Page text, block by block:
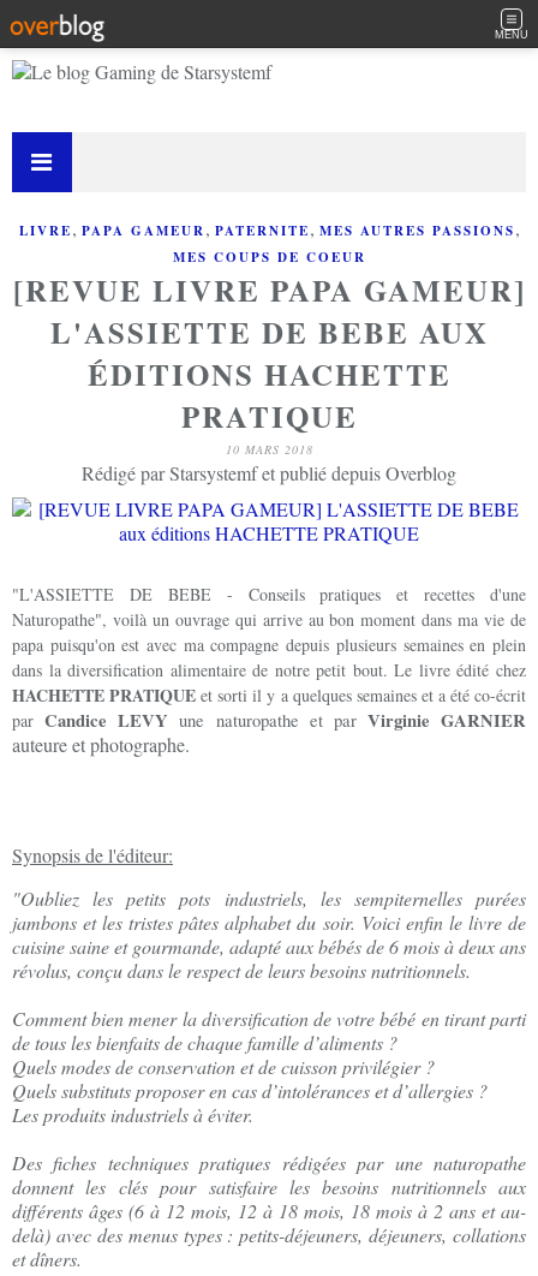
MENU
LIVRE, PAPA GAMEUR, PATERNITE, MES AUTRES PASSIONS,
MES COUPS DE COEUR
[REVUE LIVRE PAPA GAMEUR]
L'ASSIETTE DE BEBE AUX
ÉDITIONS HACHETTE
PRATIQUE
10 MARS 2018
Rédigé par Starsystemf et publié depuis Overblog
"L'ASSIETTE DE BEBE - Conseils pratiques et recettes d'une
Naturopathe", voilà un ouvrage qui arrive au bon moment dans ma vie de
papa puisqu'on est avec ma compagne depuis plusieurs semaines en plein
dans la diversification alimentaire de notre petit bout. Le livre édité chez
HACHETTE PRATIQUE et sorti il y a quelques semaines et a été co-écrit
par Candice LEVY une naturopathe et par Virginie GARNIER
auteure et photographe.
Synopsis de l'éditeur:
"Oubliez les petits pots industriels, les sempiternelles purées
jambons et les tristes pâtes alphabet du soir. Voici enfin le livre de
cuisine saine et gourmande, adapté aux bébés de 6 mois à deux ans
révolus, conçu dans le respect de leurs besoins nutritionnels.
Comment bien mener la diversification de votre bébé en tirant parti
de tous les bienfaits de chaque famille d’aliments ?
Quels modes de conservation et de cuisson privilégier ?
Quels substituts proposer en cas d’intolérances et d’allergies ?
Les produits industriels à éviter.
Des fiches techniques pratiques rédigées par une naturopathe
donnent les clés pour satisfaire les besoins nutritionnels aux
différents âges (6 à 12 mois, 12 à 18 mois, 18 mois à 2 ans et au-
delà) avec des menus types : petits-déjeuners, déjeuners, collations
et dîners.